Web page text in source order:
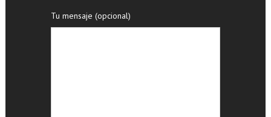
Tu mensaje (opcional)